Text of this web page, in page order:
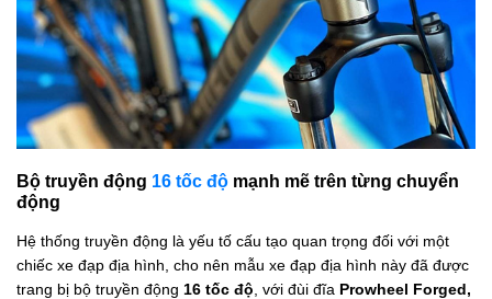
Bộ truyền động 16 tốc độ mạnh mẽ trên từng chuyển
động
Hệ thống truyền động là yếu tố cấu tạo quan trọng đối với một
chiếc xe đạp địa hình, cho nên mẫu xe đạp địa hình này đã được
trang bị bộ truyền động 16 tốc độ , với đùi đĩa Prowheel Forged,